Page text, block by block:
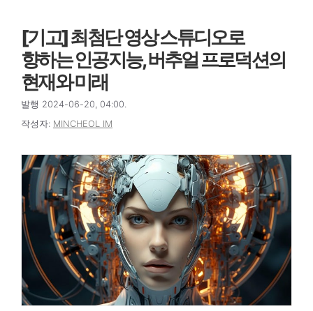
[기고] 최첨단 영상 스튜디오로
향하는 인공지능, 버추얼 프로덕션의
현재와 미래
발행 2024-06-20, 04:00.
작성자: MINCHEOL IM